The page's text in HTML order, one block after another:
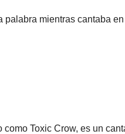
mientras cantaba
Toxic Crow, es un